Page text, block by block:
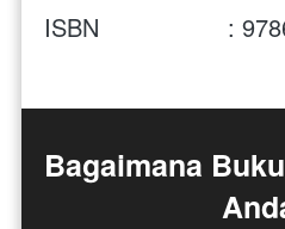
ISBN                  :
Bagaimana